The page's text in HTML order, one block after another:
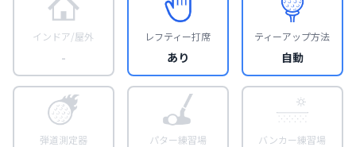
インドア/屋外
-
レフティー打席
あり
ティーアップ方法
自動
弾道測定器 パター練習場 バンカー練習場